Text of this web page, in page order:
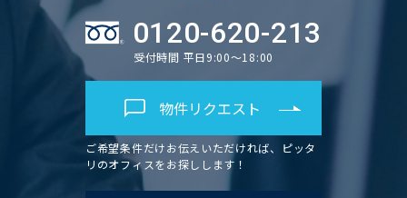
0120-620-213
受付時間 平日9:00～18:00
物件リクエスト
ご希望条件だけお伝えいただければ、ピッタ
リのオフィスをお探しします！